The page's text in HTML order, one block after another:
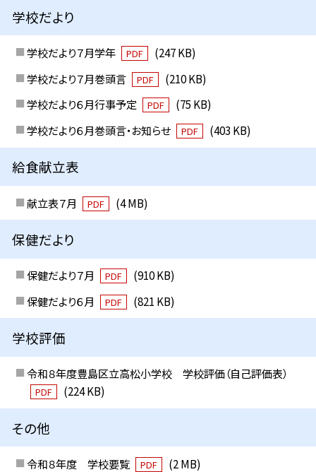
学校だより
学校だより７月学年 PDF
(247 KB)
学校だより７月巻頭言
PDF
(210 KB)
学校だより６月行事予定
PDF
(75 KB)
学校だより６月巻頭言・お知らせ
PDF (403 KB)
給食献立表
献立表７月 PDF (4 MB)
保健だより
保健だより７月 PDF
(910 KB)
保健だより６月
PDF (821 KB)
学校評価
令和８年度豊島区立高松小学校 学校評価（自己評価表）
PDF (224 KB)
その他
令和８年度 学校要覧 PDF
(2 MB)